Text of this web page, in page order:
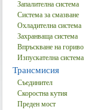
Запалителна система
Система за смазване
Охладителна система
Захранваща система
Впръскване на гориво
Изпускателна система
Трансмисия
Съединител
Скоростна кутия
Преден мост